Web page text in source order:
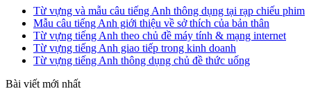
Từ vựng và mẫu câu tiếng Anh thông dụng tại rạp chiếu phim
Mẫu câu tiếng Anh giới thiệu về sở thích của bản thân
Từ vựng tiếng Anh theo chủ đề máy tính & mạng internet
Từ vựng tiếng Anh giao tiếp trong kinh doanh
Từ vựng tiếng Anh thông dụng chủ đề thức uống
Bài viết mới nhất